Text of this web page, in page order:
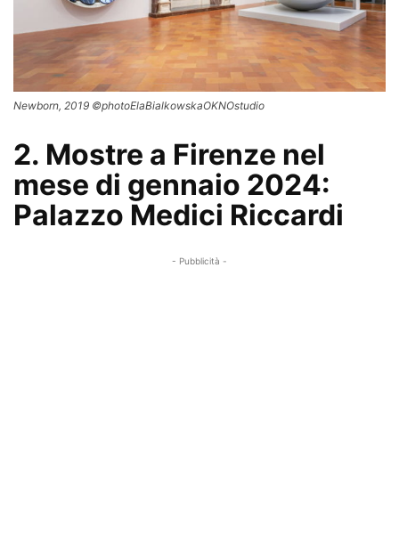
Newborn, 2019 ©photoElaBialkowskaOKNOstudio
2. Mostre a Firenze nel
mese di gennaio 2024:
Palazzo Medici Riccardi
- Pubblicità -